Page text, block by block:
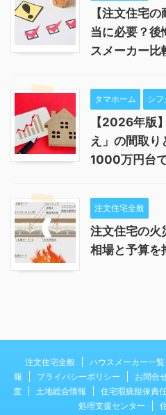
【注文住宅
当に必要？後
スメーカー比
タマホーム シフ
【2026年版
え」の間取
1000万円台
注文住宅全般
注文住宅の火
相場と予算を
注文住宅全般 ハウスメーカー一覧
報
プライバシーポリシー お問合
度
土地総合情報 住宅瑕疵担保責
処理支援センター